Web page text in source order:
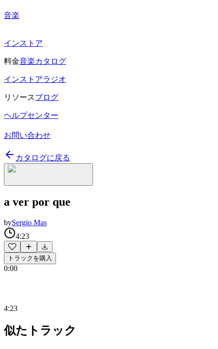
音楽
インストア
料金音楽カタログ
インストアラジオ
リソースブログ
ヘルプセンター
お問い合わせ
カタログに戻る
a ver por que
bySergio Mas
4:23
トラックを購入
0:00
4:23
似たトラック